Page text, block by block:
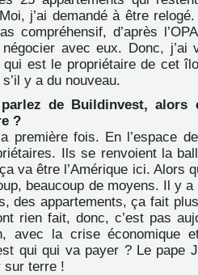
j’ai demandé à être
compréhensif, d’après
avec eux. Donc, j’ai
qui est le propriétaire de cet
y a du nouveau.
de Buildinvest, alors
?
première fois. En l’espace
Ils se renvoient la
va être l’Amérique ici. Alors
beaucoup de moyens. Il y
des appartements, ça fait
rien fait, donc, c’est pas
avec la crise économique
qui qui va payer ? Le pape
sur terre !